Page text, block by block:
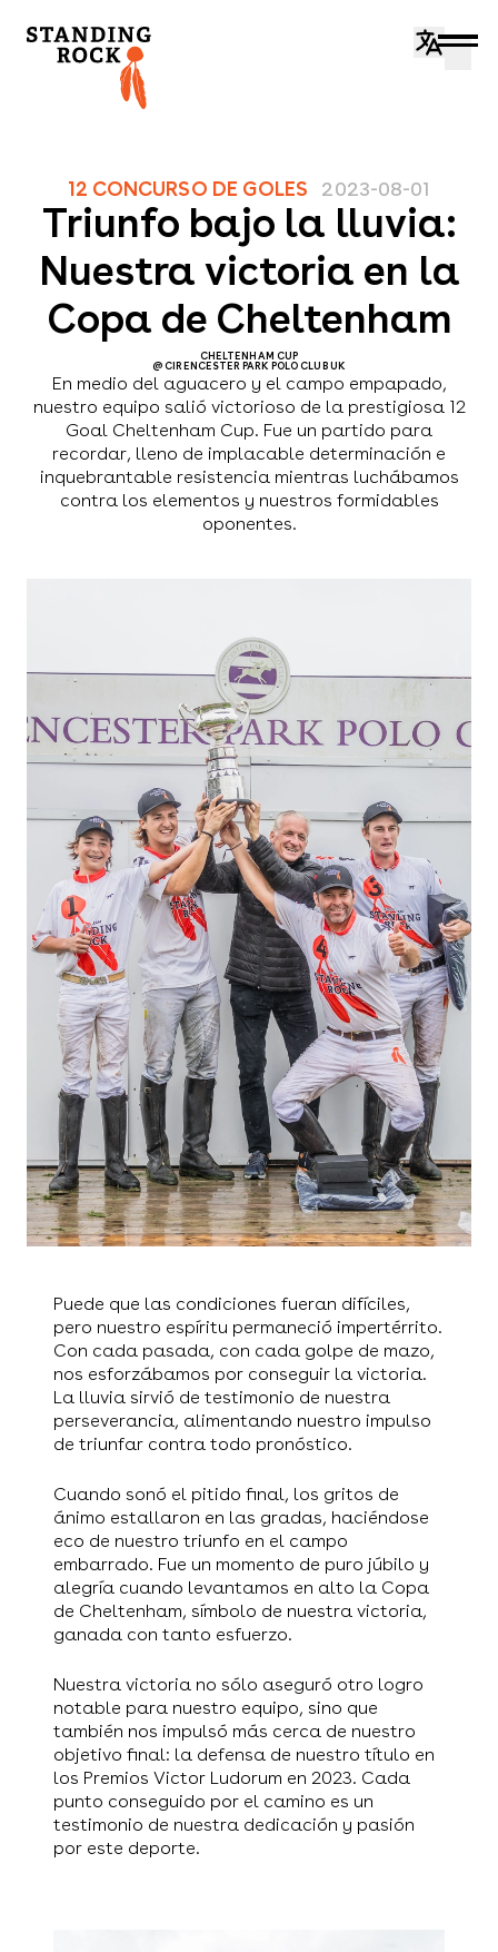
12 CONCURSO DE GOLES 2023-08-01
Triunfo bajo la lluvia:
Nuestra victoria en la
Copa de Cheltenham
CHELTENHAM CUP
@CIRENCESTER PARK POLO CLUB UK
En medio del aguacero y el campo empapado,
nuestro equipo salió victorioso de la prestigiosa 12
Goal Cheltenham Cup. Fue un partido para
recordar, lleno de implacable determinación e
inquebrantable resistencia mientras luchábamos
contra los elementos y nuestros formidables
oponentes.
Puede que las condiciones fueran difíciles,
pero nuestro espíritu permaneció impertérrito.
Con cada pasada, con cada golpe de mazo,
nos esforzábamos por conseguir la victoria.
La lluvia sirvió de testimonio de nuestra
perseverancia, alimentando nuestro impulso
de triunfar contra todo pronóstico.
Cuando sonó el pitido final, los gritos de
ánimo estallaron en las gradas, haciéndose
eco de nuestro triunfo en el campo
embarrado. Fue un momento de puro júbilo y
alegría cuando levantamos en alto la Copa
de Cheltenham, símbolo de nuestra victoria,
ganada con tanto esfuerzo.
Nuestra victoria no sólo aseguró otro logro
notable para nuestro equipo, sino que
también nos impulsó más cerca de nuestro
objetivo final: la defensa de nuestro título en
los Premios Victor Ludorum en 2023. Cada
punto conseguido por el camino es un
testimonio de nuestra dedicación y pasión
por este deporte.